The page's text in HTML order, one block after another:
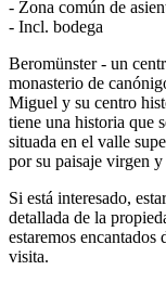
- Zona común de
- Incl. bodega
Beromünster - un
monasterio de
Miguel y su centro
tiene una historia que
situada en el valle
por su paisaje virgen
Si está interesado,
detallada de la
estaremos encantados
visita.